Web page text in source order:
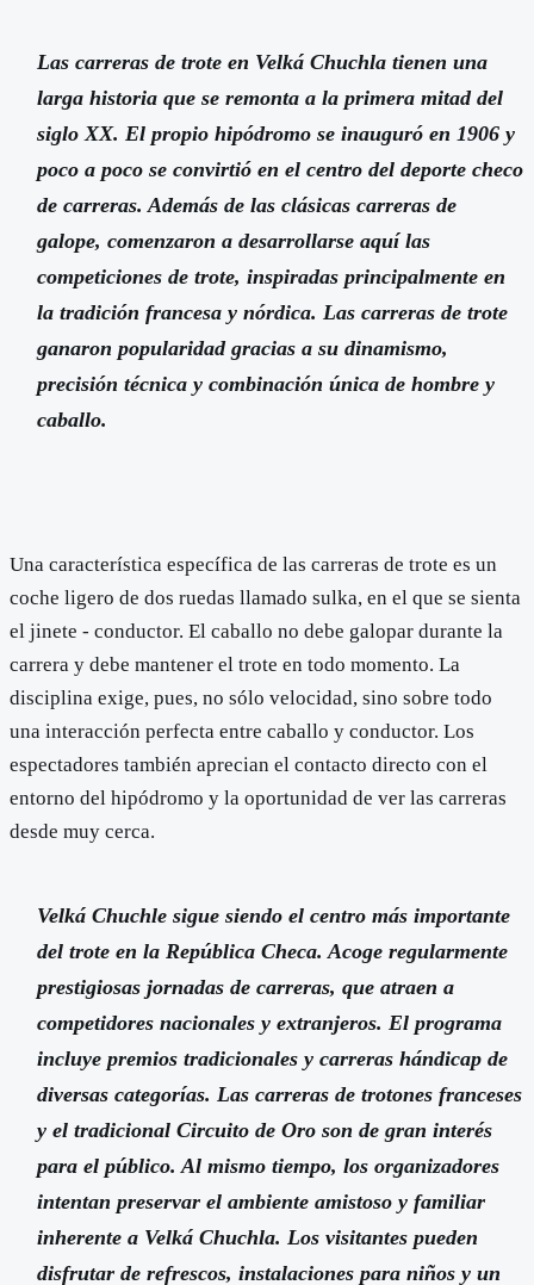
Las carreras de trote en Velká Chuchla tienen una
larga historia que se remonta a la primera mitad del
siglo XX. El propio hipódromo se inauguró en 1906 y
poco a poco se convirtió en el centro del deporte checo
de carreras. Además de las clásicas carreras de
galope, comenzaron a desarrollarse aquí las
competiciones de trote, inspiradas principalmente en
la tradición francesa y nórdica. Las carreras de trote
ganaron popularidad gracias a su dinamismo,
precisión técnica y combinación única de hombre y
caballo.
Una característica específica de las carreras de trote es un
coche ligero de dos ruedas llamado sulka, en el que se sienta
el jinete - conductor. El caballo no debe galopar durante la
carrera y debe mantener el trote en todo momento. La
disciplina exige, pues, no sólo velocidad, sino sobre todo
una interacción perfecta entre caballo y conductor. Los
espectadores también aprecian el contacto directo con el
entorno del hipódromo y la oportunidad de ver las carreras
desde muy cerca.
Velká Chuchle sigue siendo el centro más importante
del trote en la República Checa. Acoge regularmente
prestigiosas jornadas de carreras, que atraen a
competidores nacionales y extranjeros. El programa
incluye premios tradicionales y carreras hándicap de
diversas categorías. Las carreras de trotones franceses
y el tradicional Circuito de Oro son de gran interés
para el público. Al mismo tiempo, los organizadores
intentan preservar el ambiente amistoso y familiar
inherente a Velká Chuchla. Los visitantes pueden
disfrutar de refrescos, instalaciones para niños y un